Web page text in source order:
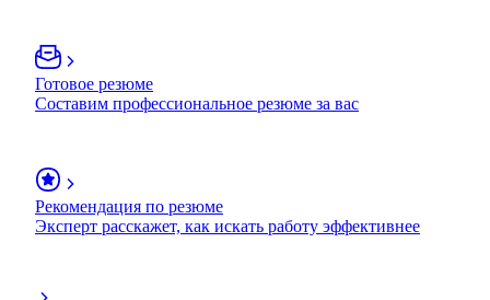
Готовое резюме
Составим профессиональное резюме за вас
Рекомендация по резюме
Эксперт расскажет, как искать работу эффективнее